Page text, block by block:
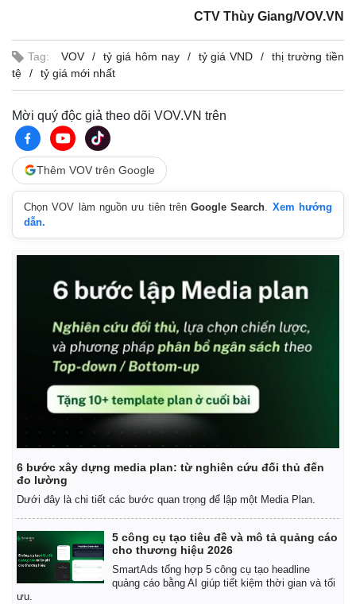
CTV Thùy Giang/VOV.VN
Tag: VOV tỷ giá hôm nay tỷ giá VND
thị trường tiền
tệ
tỷ giá mới nhất
Mời quý độc giả theo dõi VOV.VN trên
Thêm VOV trên Google
Chọn VOV làm nguồn ưu tiên trênGoogle Search
Xem hướng
dẫn.
6 bước xây dựng media plan: từ nghiên cứu đối thủ đến
đo lường
Dưới đây là chi tiết các bước quan trọng để lập một Media Plan.
5 công cụ tạo tiêu đề và mô tả quảng cáo
cho thương hiệu 2026
SmartAds tổng hợp 5 công cụ tạo headline
quảng cáo bằng AI giúp tiết kiệm thời gian và tối
ưu.